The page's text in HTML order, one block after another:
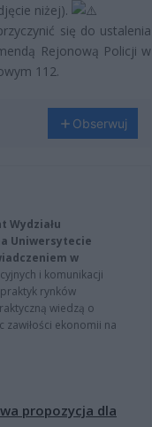
niżej).
się do ustalenia
Rejonową Policji w
112.
Obserwuj
Wydziału
Uniwersytecie
w
i komunikacji
rynków
wiedzą o
zawiłości ekonomii na
propozycja dla